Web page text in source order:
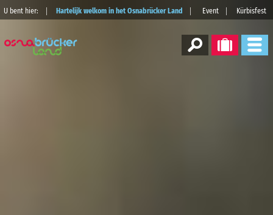
U bent hier: Hartelijk welkom in het Osnabrücker Land Event Kürbisfest